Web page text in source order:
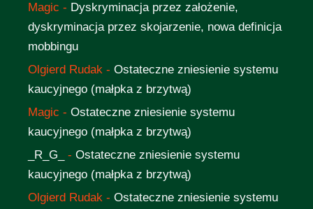
Magic - Dyskryminacja przez założenie,
dyskryminacja przez skojarzenie, nowa definicja
mobbingu
Olgierd Rudak - Ostateczne zniesienie systemu
kaucyjnego (małpka z brzytwą)
Magic - Ostateczne zniesienie systemu
kaucyjnego (małpka z brzytwą)
_R_G_
- Ostateczne zniesienie systemu
kaucyjnego (małpka z brzytwą)
Olgierd Rudak - Ostateczne zniesienie systemu